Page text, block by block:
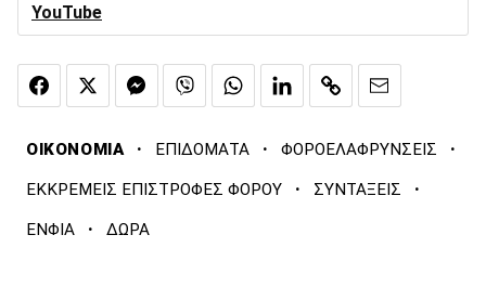
YouTube
ΟΙΚΟΝΟΜΙΑ · ΕΠΙΔΟΜΑΤΑ · ΦΟΡΟΕΛΑΦΡΥΝΣΕΙΣ ·
ΕΚΚΡΕΜΕΙΣ ΕΠΙΣΤΡΟΦΕΣ ΦΟΡΟΥ · ΣΥΝΤΑΞΕΙΣ ·
ΕΝΦΙΑ · ΔΩΡΑ